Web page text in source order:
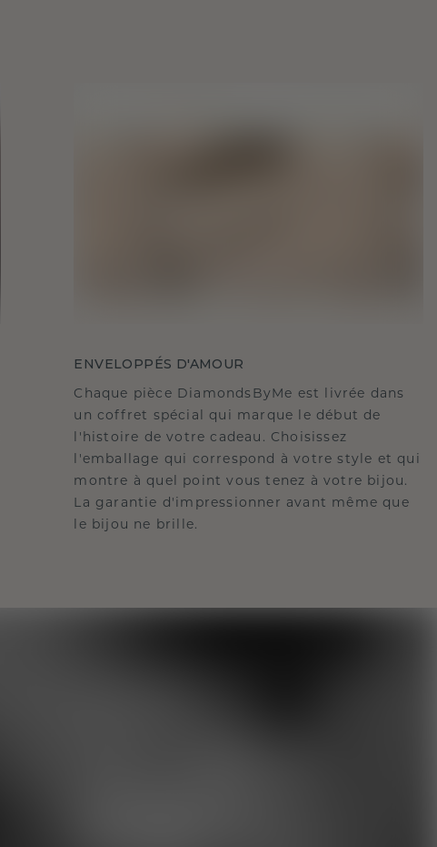
ENVELOPPÉS D'AMOUR
Chaque pièce DiamondsByMe est livrée dans
un coffret spécial qui marque le début de
l'histoire de votre cadeau. Choisissez
l'emballage qui correspond à votre style et qui
montre à quel point vous tenez à votre bijou.
La garantie d'impressionner avant même que
le bijou ne brille.